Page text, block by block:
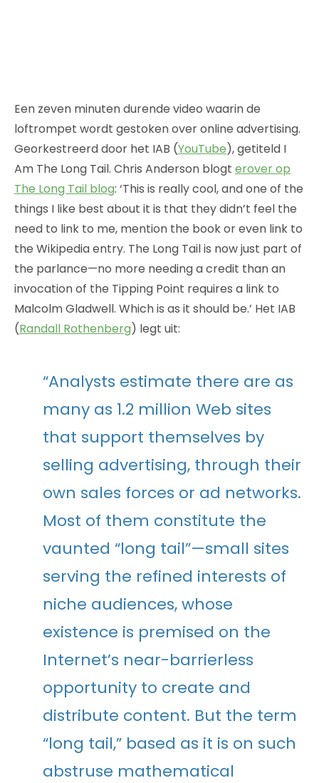
Een zeven minuten durende video waarin de
loftrompet wordt gestoken over online advertising.
Georkestreerd door het IAB (YouTube), getiteld I
Am The Long Tail. Chris Anderson blogt erover op
The Long Tail blog: ‘This is really cool, and one of the
things I like best about it is that they didn’t feel the
need to link to me, mention the book or even link to
the Wikipedia entry. The Long Tail is now just part of
the parlance—no more needing a credit than an
invocation of the Tipping Point requires a link to
Malcolm Gladwell. Which is as it should be.’ Het IAB
(Randall Rothenberg) legt uit:
“Analysts estimate there are as
many as 1.2 million Web sites
that support themselves by
selling advertising, through their
own sales forces or ad networks.
Most of them constitute the
vaunted “long tail”—small sites
serving the refined interests of
niche audiences, whose
existence is premised on the
Internet’s near-barrierless
opportunity to create and
distribute content. But the term
“long tail,” based as it is on such
abstruse mathematical